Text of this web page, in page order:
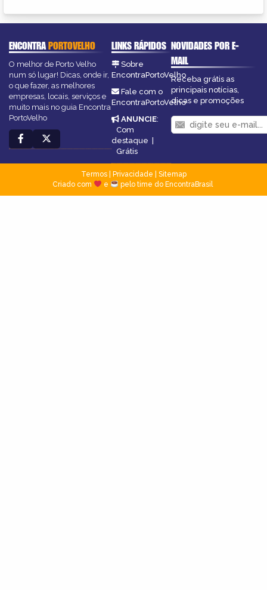
ENCONTRAPORTOVELHO
O melhor de Porto Velho
num só lugar! Dicas, onde ir,
o que fazer, as melhores
empresas, locais, serviços e
muito mais no guia Encontra
PortoVelho
LINKS RÁPIDOS
Sobre
EncontraPortoVelho
Fale com o
EncontraPortoVelho
ANUNCIE:
Com
destaque
Grátis
NOVIDADES POR E-
MAIL
Receba grátis as
principais notícias,
dicas e promoções
Termos| Privacidade
Sitemap
Criado com
e pelo time do EncontraBrasil